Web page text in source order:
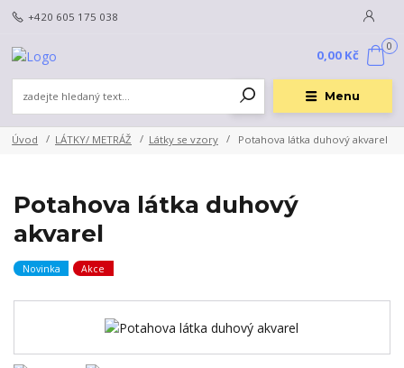
Menu
+420 605 175 038
0
0,00 Kč
Úvod LÁTKY/ METRÁŽ Látky se vzory Potahova látka duhový akvarel
Potahova látka duhový
akvarel
Novinka Akce